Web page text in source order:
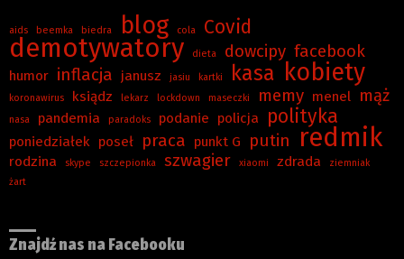
aids beemka biedra blog cola Covid
demotywatory dieta dowcipy facebook
humor inflacja janusz jasiu kartki kasa kobiety
koronawirus ksiądz lekarz lockdown maseczki memy menel mąż
nasa pandemia paradoks podanie policja polityka
poniedziałek poseł praca punkt G putin redmik
rodzina skype szczepionka szwagier xiaomi zdrada
ziemniak
żart
Znajdź nas na Facebooku